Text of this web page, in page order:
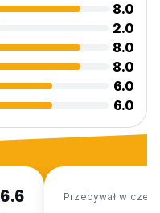
8.0
2.0
8.0
8.0
6.0
6.0
6.6 Przebywał w cze